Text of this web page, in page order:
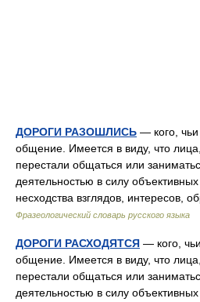
ДОРОГИ РАЗОШЛИСЬ — кого, чьи
общение. Имеется в виду, что
перестали общаться или
деятельностью в силу
несходства взглядов, интересов,
Фразеологический словарь русского языка
ДОРОГИ РАСХОДЯТСЯ — кого,
общение. Имеется в виду, что
перестали общаться или
деятельностью в силу